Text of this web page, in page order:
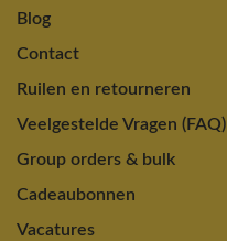
Blog
Contact
Ruilen en retourneren
Veelgestelde Vragen (FAQ)
Group orders & bulk
Cadeaubonnen
Vacatures